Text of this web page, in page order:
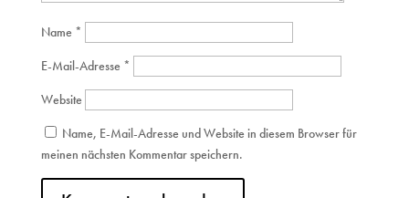
Name *
E-Mail-Adresse *
Website
Name, E-Mail-Adresse und Website in diesem Browser für
meinen nächsten Kommentar speichern.